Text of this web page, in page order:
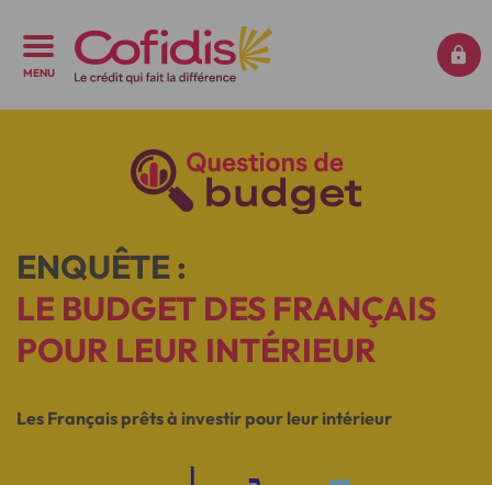
MENU
ENQUÊTE :
LE BUDGET DES FRANÇAIS
POUR LEUR INTÉRIEUR
Les Français prêts à investir pour leur intérieur